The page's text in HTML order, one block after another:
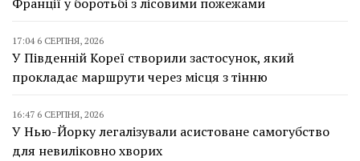
17:04 6 СЕРПНЯ, 2026
У Південній Кореї створили застосунок, який
прокладає маршрути через місця з тінню
16:47 6 СЕРПНЯ, 2026
У Нью-Йорку легалізували асистоване самогубство
для невиліковно хворих